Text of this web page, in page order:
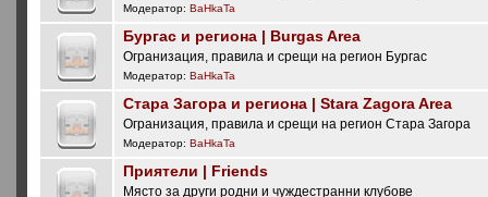
Модератор:BaHkaTa
Бургас и региона | Burgas Area
Огранизация, правила и срещи на регион Бургас
Модератор:BaHkaTa
Стара Загора и региона | Stara Zagora Area
Огранизация, правила и срещи на регион Стара Загора
Модератор:BaHkaTa
Приятели | Friends
Място за други родни и чуждестранни клубове